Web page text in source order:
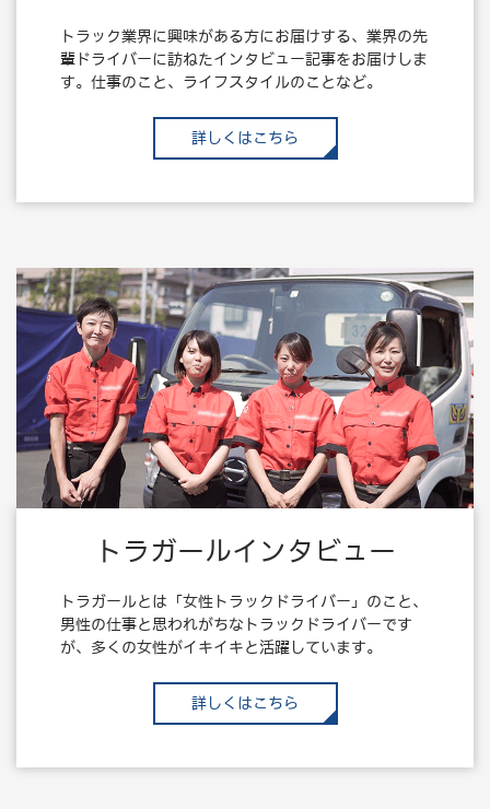
トラック業界に興味がある方にお届けする、業界の先
輩ドライバーに訪ねたインタビュー記事をお届けしま
す。仕事のこと、ライフスタイルのことなど。
詳しくはこちら
トラガールインタビュー
トラガールとは「女性トラックドライバー」のこと、
男性の仕事と思われがちなトラックドライバーです
が、多くの女性がイキイキと活躍しています。
詳しくはこちら